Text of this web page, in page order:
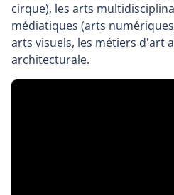
cirque), les arts
médiatiques (arts
arts visuels, les métiers d'art
architecturale.